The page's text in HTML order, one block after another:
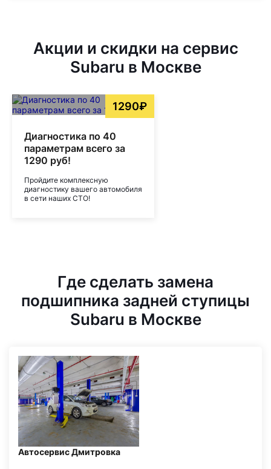
Акции и скидки на сервис
Subaru в Москве
1290₽
Диагностика по 40
параметрам всего за
1290 руб!
Пройдите комплексную
диагностику вашего автомобиля
в сети наших СТО!
Где сделать замена
подшипника задней ступицы
Subaru в Москве
Автосервис Дмитровка